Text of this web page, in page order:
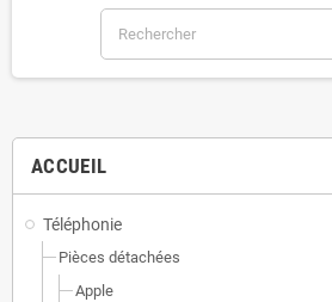
ACCUEIL
Téléphonie
Pièces détachées
Apple